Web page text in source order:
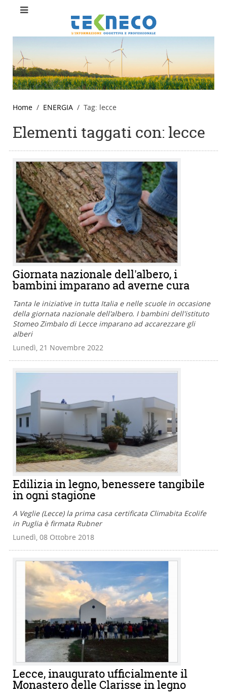
Home ENERGIA Tag: lecce
Elementi taggati con: lecce
Giornata nazionale dell'albero, i
bambini imparano ad averne cura
Tanta le iniziative in tutta Italia e nelle scuole in occasione
della giornata nazionale dell'albero. I bambini dell'istituto
Stomeo Zimbalo di Lecce imparano ad accarezzare gli
alberi
Lunedì, 21 Novembre 2022
Edilizia in legno, benessere tangibile
in ogni stagione
A Veglie (Lecce) la prima casa certificata Climabita Ecolife
in Puglia è firmata Rubner
Lunedì, 08 Ottobre 2018
Lecce, inaugurato ufficialmente il
Monastero delle Clarisse in legno